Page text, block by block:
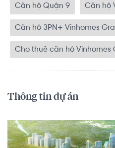
Căn hộ Quận 9 Căn hộ
Căn hộ 3PN+ Vinhomes
Cho thuê căn hộ Vinhomes
Thông tin dự án